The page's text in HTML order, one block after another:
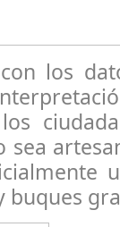
los
buques